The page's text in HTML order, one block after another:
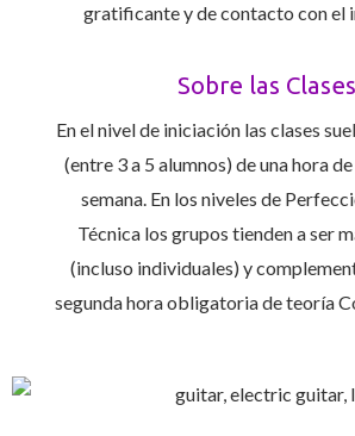
gratificante y de contacto con el
Sobre las Clases
En el nivel de iniciación las clases
(entre 3 a 5 alumnos) de una hora
semana. En los niveles de
Técnica los grupos tienden a ser
(incluso individuales) y
segunda hora obligatoria de teoría